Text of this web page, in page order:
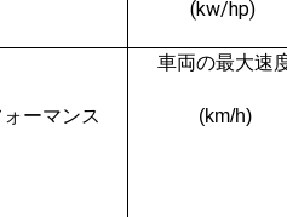
(kw/hp)
ーマンス
車両の最大速
(km/h)